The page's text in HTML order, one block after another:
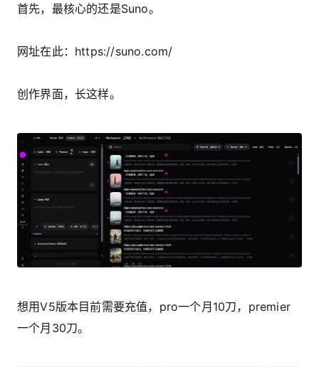
首先，最核心的还是Suno。
网址在此：https://suno.com/
创作界面，长这样。
想用V5版本目前需要充值，pro一个月10刀，premier
一个月30刀。